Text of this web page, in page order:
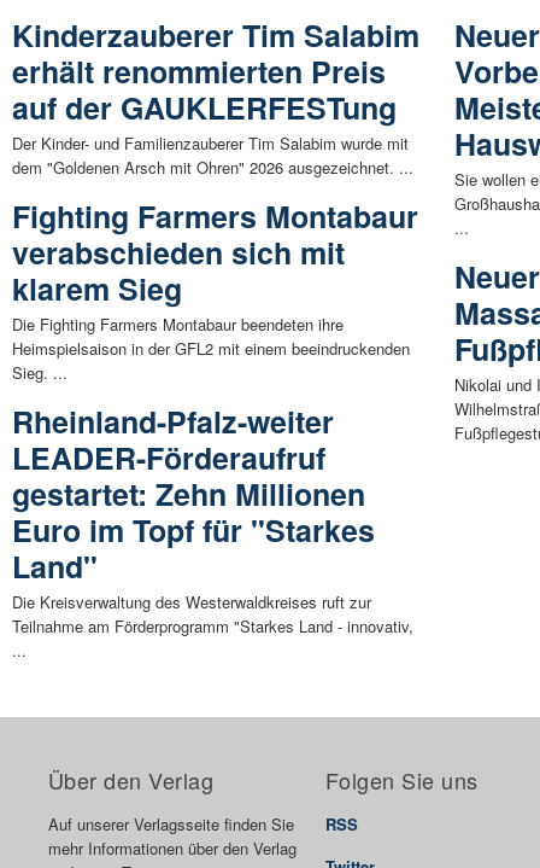
Kinderzauberer Tim Salabim
erhält renommierten Preis
auf der GAUKLERFESTung
Der Kinder- und Familienzauberer Tim Salabim wurde mit
dem "Goldenen Arsch mit Ohren" 2026 ausgezeichnet. ...
Fighting Farmers Montabaur
verabschieden sich mit
klarem Sieg
Die Fighting Farmers Montabaur beendeten ihre
Heimspielsaison in der GFL2 mit einem beeindruckenden
Sieg. ...
Rheinland-Pfalz-weiter
LEADER-Förderaufruf
gestartet: Zehn Millionen
Euro im Topf für "Starkes
Land"
Die Kreisverwaltung des Westerwaldkreises ruft zur
Teilnahme am Förderprogramm "Starkes Land - innovativ,
...
Neuer
Sie wollen
...
Nikolai und
Über den Verlag
Auf unserer Verlagsseite finden Sie
mehr Informationen über den Verlag
Folgen Sie uns
RSS